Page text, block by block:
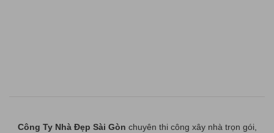
Công Ty Nhà Đẹp Sài Gòn chuyên thi công xây nhà trọn gói,